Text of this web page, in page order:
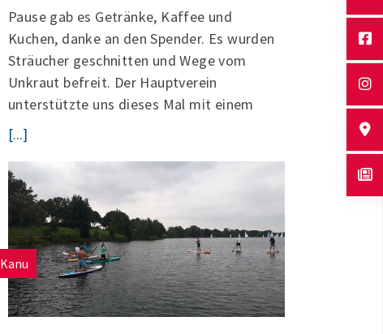
Pause gab es Getränke, Kaffee und
Kuchen, danke an den Spender. Es wurden
Sträucher geschnitten und Wege vom
Unkraut befreit. Der Hauptverein
unterstützte uns dieses Mal mit einem
[...]
Kanu